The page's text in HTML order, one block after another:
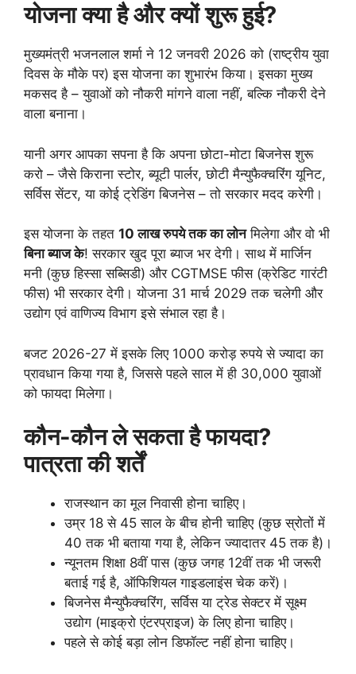
योजना क्या है और क्यों शुरू हुई?
मुख्यमंत्री भजनलाल शर्मा ने 12 जनवरी 2026 को (राष्ट्रीय युवा
दिवस के मौके पर) इस योजना का शुभारंभ किया। इसका मुख्य
मकसद है – युवाओं को नौकरी मांगने वाला नहीं, बल्कि नौकरी देने
वाला बनाना।
यानी अगर आपका सपना है कि अपना छोटा-मोटा बिजनेस शुरू
करो – जैसे किराना स्टोर, ब्यूटी पार्लर, छोटी मैन्युफैक्चरिंग यूनिट,
सर्विस सेंटर, या कोई ट्रेडिंग बिजनेस – तो सरकार मदद करेगी।
इस योजना के तहत 10 लाख रुपये तक का लोनमिलेगा और वो भी
बिना ब्याज के! सरकार खुद पूरा ब्याज भर देगी। साथ में मार्जिन
मनी (कुछ हिस्सा सब्सिडी) और CGTMSE फीस (क्रेडिट गारंटी
फीस) भी सरकार देगी। योजना 31 मार्च 2029 तक चलेगी और
उद्योग एवं वाणिज्य विभाग इसे संभाल रहा है।
बजट 2026-27 में इसके लिए 1000 करोड़ रुपये से ज्यादा का
प्रावधान किया गया है, जिससे पहले साल में ही 30,000 युवाओं
को फायदा मिलेगा।
कौन-कौन ले सकता है फायदा?
पात्रता की शर्तें
राजस्थान का मूल निवासी होना चाहिए।
उम्र 18 से 45 साल के बीच होनी चाहिए (कुछ स्रोतों में
40 तक भी बताया गया है, लेकिन ज्यादातर 45 तक है)।
न्यूनतम शिक्षा 8वीं पास (कुछ जगह 12वीं तक भी जरूरी
बताई गई है, ऑफिशियल गाइडलाइंस चेक करें)।
बिजनेस मैन्युफैक्चरिंग, सर्विस या ट्रेड सेक्टर में सूक्ष्म
उद्योग (माइक्रो एंटरप्राइज) के लिए होना चाहिए।
पहले से कोई बड़ा लोन डिफॉल्ट नहीं होना चाहिए।